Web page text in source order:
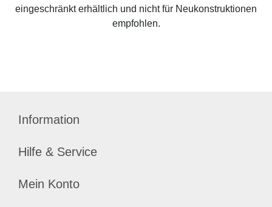
eingeschränkt erhältlich und nicht für Neukonstruktionen
empfohlen.
Information
Hilfe & Service
Mein Konto